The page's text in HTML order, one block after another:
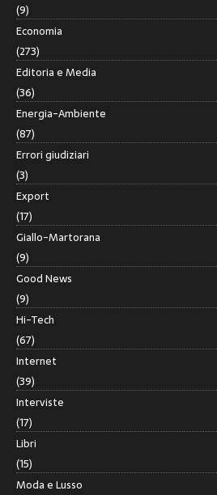
(9)
Economia
(273)
Editoria e Media
(36)
Energia-Ambiente
(87)
Errori giudiziari
(3)
Export
(17)
Giallo-Martorana
(9)
Good News
(9)
Hi-Tech
(67)
Internet
(39)
Interviste
(17)
Libri
(15)
Moda e Lusso